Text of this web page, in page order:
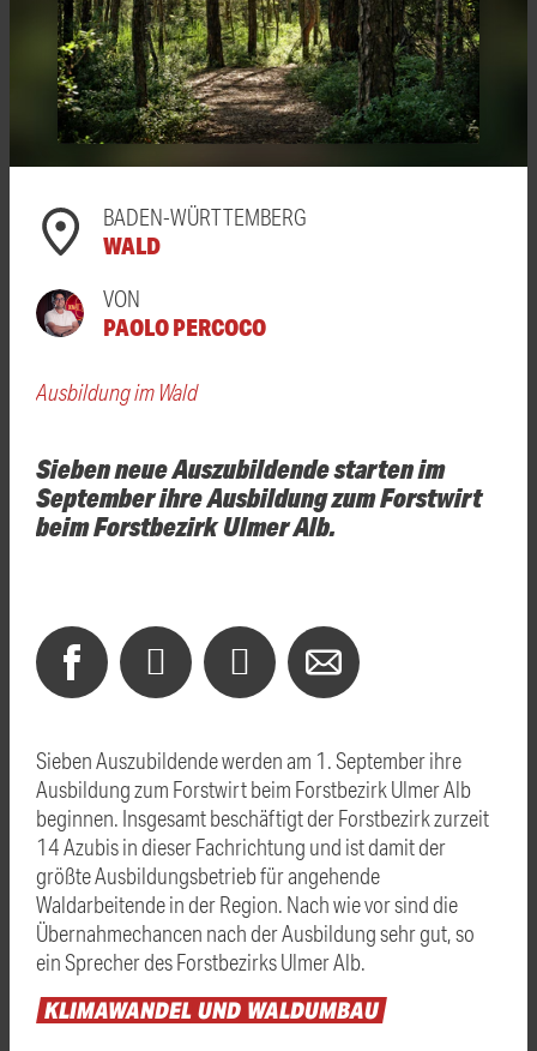
BADEN-WÜRTTEMBERG
WALD
VON
PAOLO PERCOCO
Ausbildung im Wald
Sieben neue Auszubildende starten im
September ihre Ausbildung zum Forstwirt
beim Forstbezirk Ulmer Alb.
Sieben Auszubildende werden am 1. September ihre
Ausbildung zum Forstwirt beim Forstbezirk Ulmer Alb
beginnen. Insgesamt beschäftigt der Forstbezirk zurzeit
14 Azubis in dieser Fachrichtung und ist damit der
größte Ausbildungsbetrieb für angehende
Waldarbeitende in der Region. Nach wie vor sind die
Übernahmechancen nach der Ausbildung sehr gut, so
ein Sprecher des Forstbezirks Ulmer Alb.
KLIMAWANDEL UND WALDUMBAU